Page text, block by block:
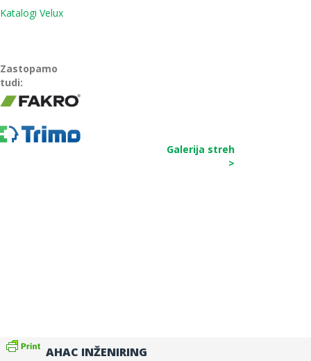
Katalogi Velux
Zastopamo
tudi:
Galerija streh
>
AHAC INŽENIRING